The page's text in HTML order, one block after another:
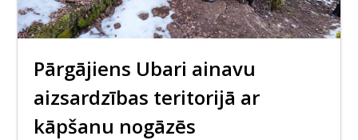
Pārgājiens Ubari ainavu
aizsardzības teritorijā ar
kāpšanu nogāzēs